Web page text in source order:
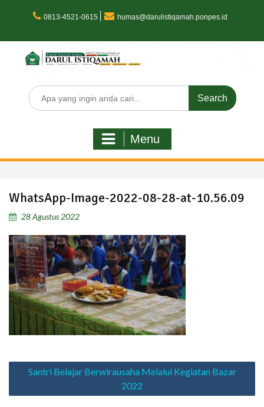
0813-4521-0615 humas@darulistiqamah.ponpes.id
Search
for:
Menu
WhatsApp-Image-2022-08-28-at-10.56.09
28 Agustus 2022
Navigasi
Santri Belajar Berwirausaha Melalui Kegiatan Bazar
2022